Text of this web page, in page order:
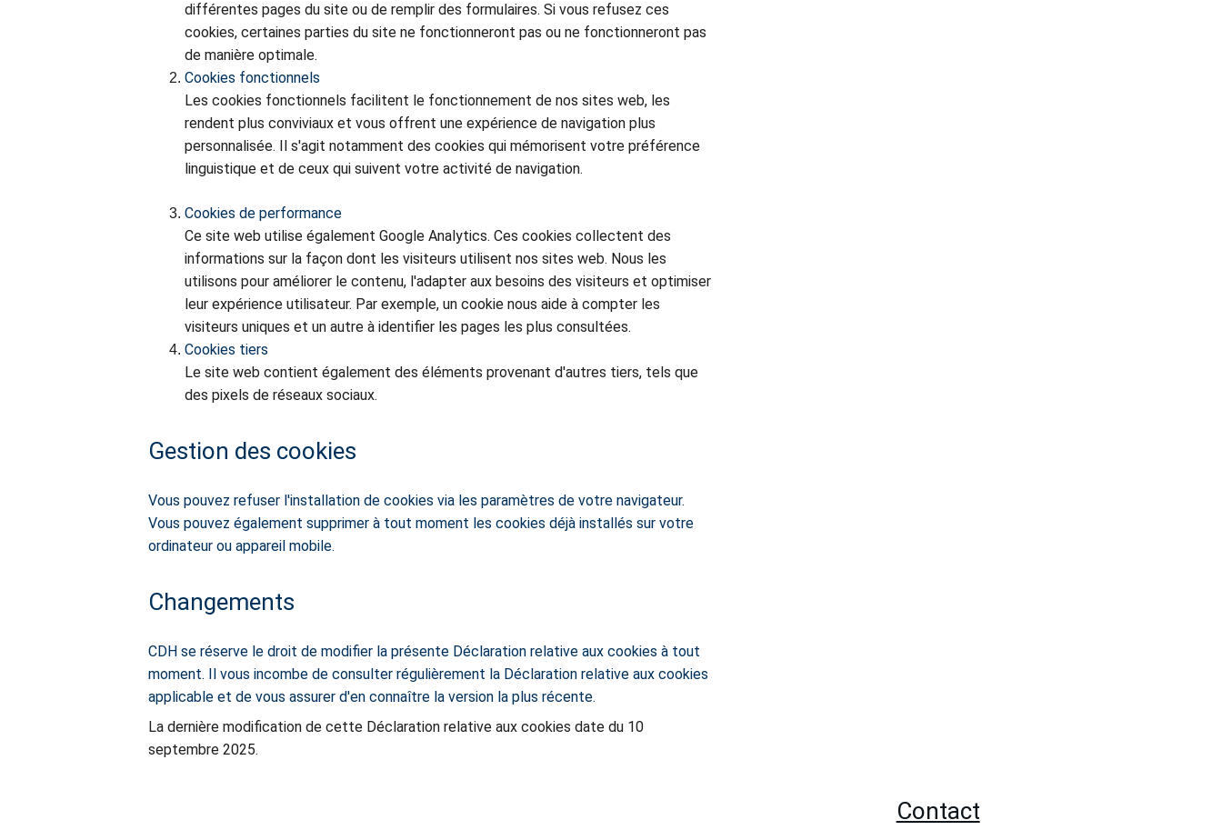
différentes pages du site ou de remplir des formulaires. Si vous refusez ces
cookies, certaines parties du site ne fonctionneront pas ou ne fonctionneront pas
de manière optimale.
Cookies fonctionnels
Les cookies fonctionnels facilitent le fonctionnement de nos sites web, les
rendent plus conviviaux et vous offrent une expérience de navigation plus
personnalisée. Il s'agit notamment des cookies qui mémorisent votre préférence
linguistique et de ceux qui suivent votre activité de navigation.
Cookies de performance
Ce site web utilise également Google Analytics. Ces cookies collectent des
informations sur la façon dont les visiteurs utilisent nos sites web. Nous les
utilisons pour améliorer le contenu, l'adapter aux besoins des visiteurs et optimiser
leur expérience utilisateur. Par exemple, un cookie nous aide à compter les
visiteurs uniques et un autre à identifier les pages les plus consultées.
Cookies tiers
Le site web contient également des éléments provenant d'autres tiers, tels que
des pixels de réseaux sociaux.
Gestion des cookies
Vous pouvez refuser l'installation de cookies via les paramètres de votre navigateur.
Vous pouvez également supprimer à tout moment les cookies déjà installés sur votre
ordinateur ou appareil mobile.
Changements
CDH se réserve le droit de modifier la présente Déclaration relative aux cookies à tout
moment. Il vous incombe de consulter régulièrement la Déclaration relative aux cookies
applicable et de vous assurer d'en connaître la version la plus récente.
La dernière modification de cette Déclaration relative aux cookies date du 10
septembre 2025.
Contact